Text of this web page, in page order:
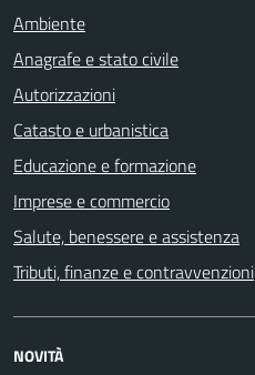
Ambiente
Anagrafe e stato civile
Autorizzazioni
Catasto e urbanistica
Educazione e formazione
Imprese e commercio
Salute, benessere e assistenza
Tributi, finanze e contravvenzioni
NOVITÀ